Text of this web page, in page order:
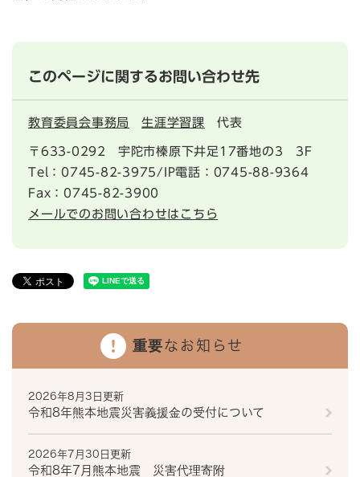
このページに関するお問い合わせ先
教育委員会事務局 生涯学習課 代表
〒633-0292
宇陀市榛原下井足17番地の3 3F
Tel：0745-82-3975/IP電話：0745-88-9364
Fax：0745-82-3900
メールでのお問い合わせはこちら
重要なお知らせ
2026年8月3日更新
令和8年熊本地震災害義援金の受付について
2026年7月30日更新
令和8年7月熊本地震 災害代理寄附